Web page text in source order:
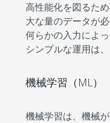
高性能化を図るた
大な量のデータが
何らかの入力によ
シンプルな運用は
機械学習（ML）
機械学習は、機械